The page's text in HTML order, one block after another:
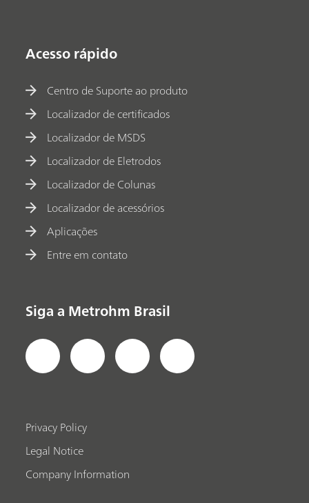
Acesso rápido
Centro de Suporte ao produto
Localizador de certificados
Localizador de MSDS
Localizador de Eletrodos
Localizador de Colunas
Localizador de acessórios
Aplicações
Entre em contato
Siga a Metrohm Brasil
Privacy Policy
Legal Notice
Company Information